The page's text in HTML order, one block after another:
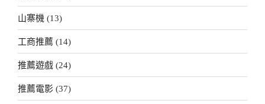
山寨機 (13)
工商推薦 (14)
推薦遊戲 (24)
推薦電影 (37)